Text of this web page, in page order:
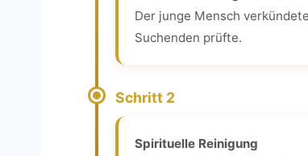
Der junge Mensch
Suchenden prüfte.
Schritt 2
Spirituelle Reinigung